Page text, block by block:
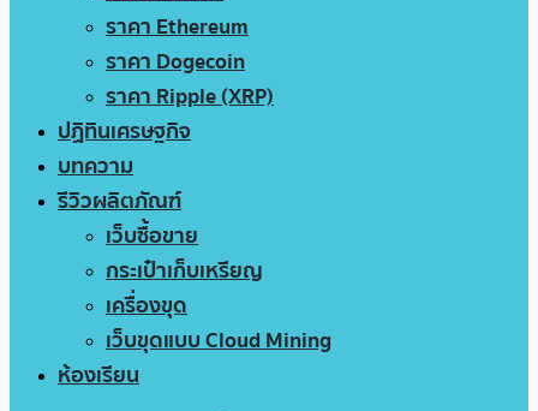
ราคา Ethereum
ราคา Dogecoin
ราคา Ripple (XRP)
ปฏิทินเศรษฐกิจ
บทความ
รีวิวผลิตภัณฑ์
เว็บซื้อขาย
กระเป๋าเก็บเหรียญ
เครื่องขุด
เว็บขุดแบบ Cloud Mining
ห้องเรียน